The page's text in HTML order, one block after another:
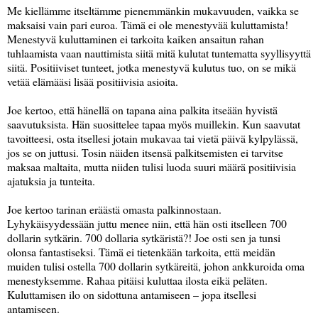
Me kiellämme itseltämme pienemmänkin mukavuuden, vaikka se
maksaisi vain pari euroa. Tämä ei ole menestyvää kuluttamista!
Menestyvä kuluttaminen ei tarkoita kaiken ansaitun rahan
tuhlaamista vaan nauttimista siitä mitä kulutat tuntematta syyllisyyttä
siitä. Positiiviset tunteet, jotka menestyvä kulutus tuo, on se mikä
vetää elämääsi lisää positiivisia asioita.
Joe kertoo, että hänellä on tapana aina palkita itseään hyvistä
saavutuksista. Hän suosittelee tapaa myös muillekin. Kun saavutat
tavoitteesi, osta itsellesi jotain mukavaa tai vietä päivä kylpylässä,
jos se on juttusi. Tosin näiden itsensä palkitsemisten ei tarvitse
maksaa maltaita, mutta niiden tulisi luoda suuri määrä positiivisia
ajatuksia ja tunteita.
Joe kertoo tarinan eräästä omasta palkinnostaan.
Lyhykäisyydessään juttu menee niin, että hän osti itselleen 700
dollarin sytkärin. 700 dollaria sytkäristä?! Joe osti sen ja tunsi
olonsa fantastiseksi. Tämä ei tietenkään tarkoita, että meidän
muiden tulisi ostella 700 dollarin sytkäreitä, johon ankkuroida oma
menestyksemme. Rahaa pitäisi kuluttaa ilosta eikä peläten.
Kuluttamisen ilo on sidottuna antamiseen – jopa itsellesi
antamiseen.